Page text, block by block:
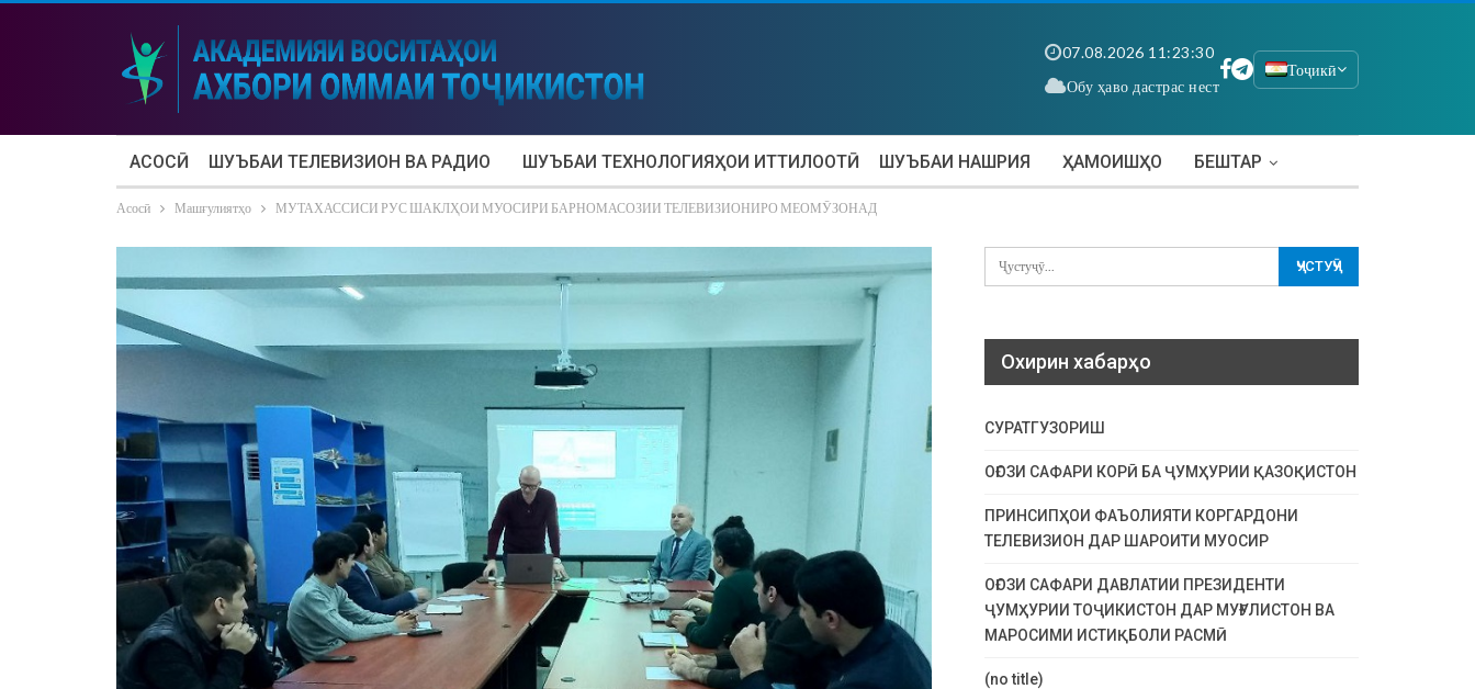
07.08.2026 11:23:31
Обу ҳаво дастрас нест
Тоҷикӣ
АСОСӢ ШУЪБАИ ТЕЛЕВИЗИОН ВА РАДИО ШУЪБАИ ТЕХНОЛОГИЯҲОИ ИТТИЛООТӢ ШУЪБАИ НАШРИЯ ҲАМОИШҲО БЕШТАР
Асосӣ Машғулиятҳо МУТАХАССИСИ РУС ШАКЛҲОИ МУОСИРИ БАРНОМАСОЗИИ ТЕЛЕВИЗИОНИРО МЕОМӮЗОНАД
Охирин хабарҳо
СУРАТГУЗОРИШ
ОҒОЗИ САФАРИ КОРӢ БА ҶУМҲУРИИ ҚАЗОҚИСТОН
ПРИНСИПҲОИ ФАЪОЛИЯТИ КОРГАРДОНИ
ТЕЛЕВИЗИОН ДАР ШАРОИТИ МУОСИР
ОҒОЗИ САФАРИ ДАВЛАТИИ ПРЕЗИДЕНТИ
ҶУМҲУРИИ ТОҶИКИСТОН ДАР МУҒУЛИСТОН ВА
МАРОСИМИ ИСТИҚБОЛИ РАСМӢ
(no title)